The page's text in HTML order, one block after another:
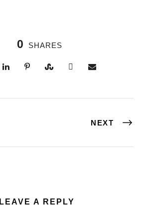
0 SHARES
NEXT
LEAVE A REPLY